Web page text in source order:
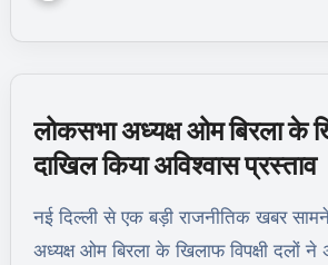
लोकसभा अध्यक्ष ओम बिरला के
दाखिल किया अविश्वास प्रस्ताव
नई दिल्ली से एक बड़ी राजनीतिक खबर सामने आई है। लोकसभा
अध्यक्ष ओम बिरला के खिलाफ विपक्षी दलों ने